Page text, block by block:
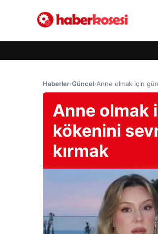
Haberler›Güncel›Anne olmak için
Anne olmak
kökenini
kırmak